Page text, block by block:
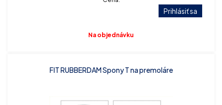
Prihlásiť sa
Na objednávku
FIT RUBBERDAM Spony T na premoláre